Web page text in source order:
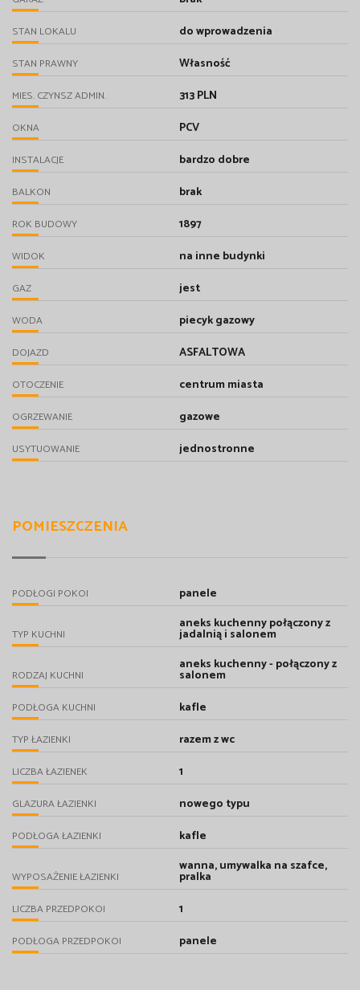
STAN LOKALU do wprowadzenia
STAN PRAWNY Własność
MIES. CZYNSZ ADMIN. 313 PLN
OKNA PCV
INSTALACJE bardzo dobre
BALKON brak
ROK BUDOWY 1897
WIDOK na inne budynki
GAZ jest
WODA piecyk gazowy
DOJAZD ASFALTOWA
OTOCZENIE centrum miasta
OGRZEWANIE gazowe
USYTUOWANIE jednostronne
POMIESZCZENIA
PODŁOGI POKOI panele
TYP KUCHNI
aneks kuchenny połączony z
jadalnią i salonem
RODZAJ KUCHNI
aneks kuchenny - połączony z
salonem
PODŁOGA KUCHNI kafle
TYP ŁAZIENKI razem z wc
LICZBA ŁAZIENEK 1
GLAZURA ŁAZIENKI nowego typu
PODŁOGA ŁAZIENKI kafle
WYPOSAŻENIE ŁAZIENKI
wanna, umywalka na szafce,
pralka
LICZBA PRZEDPOKOI 1
PODŁOGA PRZEDPOKOI panele